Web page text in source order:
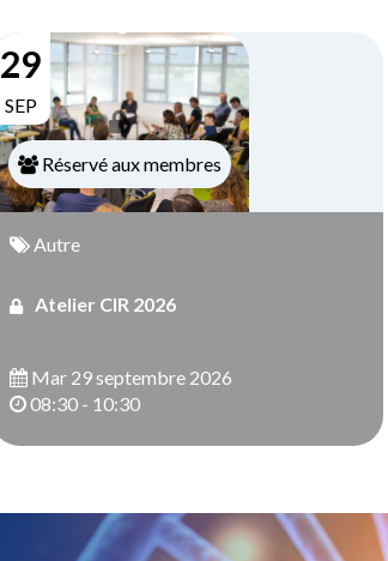
29
SEP
Réservé aux membres
Autre
Atelier CIR 2026
Mar 29 septembre 2026
08:30 - 10:30